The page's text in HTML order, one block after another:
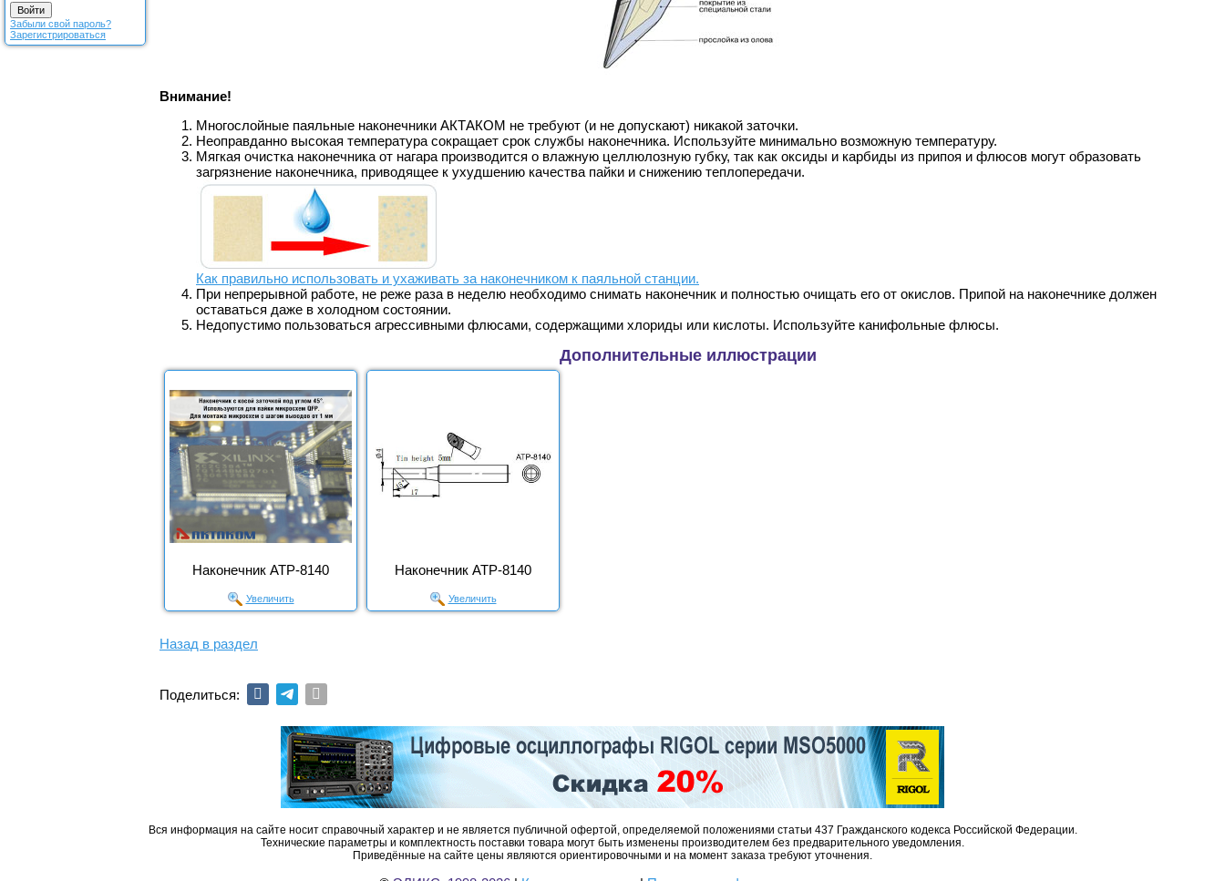
Забыли свой пароль?
Зарегистрироваться
Внимание!
Многослойные паяльные наконечники АКТАКОМ не требуют (и не допускают) никакой заточки.
Неоправданно высокая температура сокращает срок службы наконечника. Используйте минимально возможную температуру.
Мягкая очистка наконечника от нагара производится о влажную целлюлозную губку, так как оксиды и карбиды из припоя и флюсов могут образовать
загрязнение наконечника, приводящее к ухудшению качества пайки и снижению теплопередачи.
Как правильно использовать и ухаживать за наконечником к паяльной станции.
При непрерывной работе, не реже раза в неделю необходимо снимать наконечник и полностью очищать его от окислов. Припой на наконечнике должен
оставаться даже в холодном состоянии.
Недопустимо пользоваться агрессивными флюсами, содержащими хлориды или кислоты. Используйте канифольные флюсы.
Дополнительные иллюстрации
Наконечник АТР-8140
Увеличить
Наконечник АТР-8140
Увеличить
Назад в раздел
Поделиться:
Вся информация на сайте носит справочный характер и не является публичной офертой, определяемой положениями статьи 437 Гражданского кодекса Российской Федерации.
Технические параметры и комплектность поставки товара могут быть изменены производителем без предварительного уведомления.
Приведённые на сайте цены являются ориентировочными и на момент заказа требуют уточнения.